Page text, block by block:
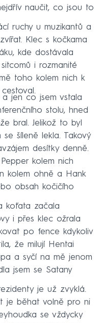
naučit, co jsou to
ruchy u muzikantů a
Klec s kočkama
kde dostávala
i rozmanité
toho kolem nich k
jen co jsem vstala
stolu, hned
bral. Jelikož to byl
šíleně lekla. Takový
desítky denně.
kolem nich
kolem ohně a Hank
obsah kočičího
koťata začala
i přes klec ožrala
po fence kdykoliv
že milují Hentai
a syčí na mě jenom
jsem se Satany
je už zvyklá.
je běhat volně pro ni
se vždycky